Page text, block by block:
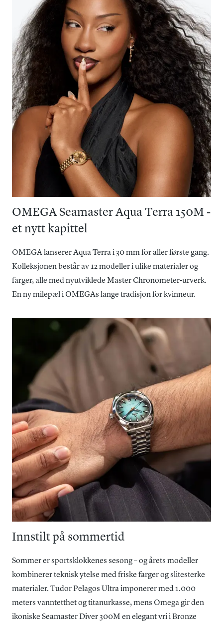
OMEGA Seamaster Aqua Terra 150M -
et nytt kapittel
OMEGA lanserer Aqua Terra i 30 mm for aller første gang.
Kolleksjonen består av 12 modeller i ulike materialer og
farger, alle med nyutviklede Master Chronometer-urverk.
En ny milepæl i OMEGAs lange tradisjon for kvinneur.
Innstilt på sommertid
Sommer er sportsklokkenes sesong – og årets modeller
kombinerer teknisk ytelse med friske farger og slitesterke
materialer. Tudor Pelagos Ultra imponerer med 1.000
meters vanntetthet og titanurkasse, mens Omega gir den
ikoniske Seamaster Diver 300M en elegant vri i Bronze